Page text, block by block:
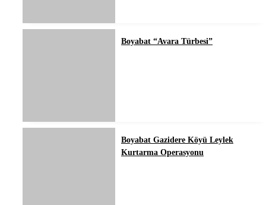
Boyabat “Avara Türbesi”
Boyabat Gazidere Köyü Leylek
Kurtarma Operasyonu